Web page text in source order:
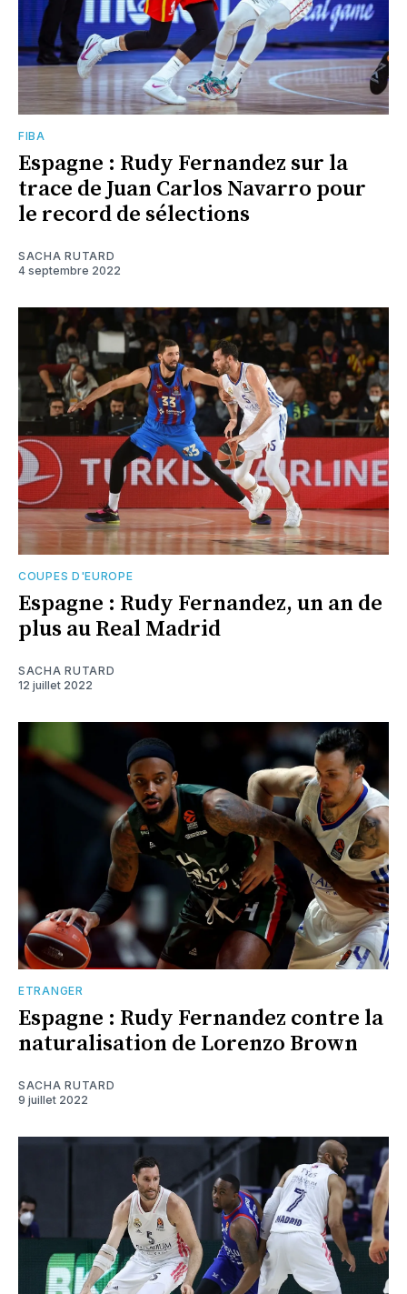
FIBA
Espagne : Rudy Fernandez sur la
trace de Juan Carlos Navarro pour
le record de sélections
SACHA RUTARD
4 septembre 2022
COUPES D'EUROPE
Espagne : Rudy Fernandez, un an de
plus au Real Madrid
SACHA RUTARD
12 juillet 2022
ETRANGER
Espagne : Rudy Fernandez contre la
naturalisation de Lorenzo Brown
SACHA RUTARD
9 juillet 2022